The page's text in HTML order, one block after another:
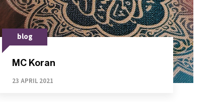
blog
MC Koran
23 APRIL 2021